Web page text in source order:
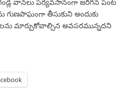
వానలు పర్యవసానంగా జరిగిన పంట
గుణపాఘంగా తీసుకుని అందుకు
మార్చుకోవాల్సిన అవసరమున్నదని